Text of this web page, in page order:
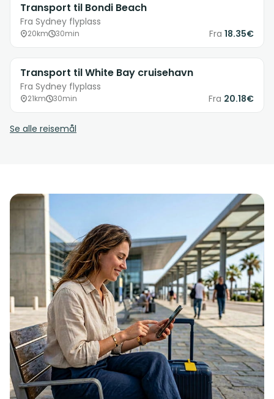
Transport til Bondi Beach
Fra Sydney flyplass
20km 30min Fra 18.35€
Transport til White Bay cruisehavn
Fra Sydney flyplass
21km 30min Fra 20.18€
Se alle reisemål